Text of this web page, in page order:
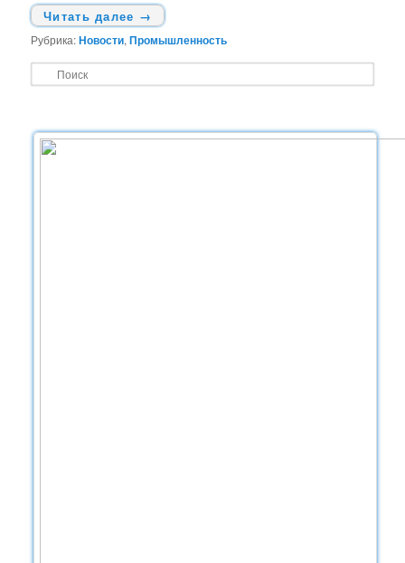
Читать далее →
Рубрика:Новости,Промышленность
о
к